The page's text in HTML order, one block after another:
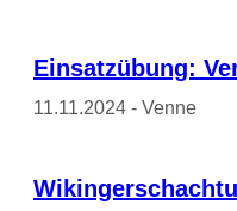
Einsatzübung:
11.11.2024 - Venne